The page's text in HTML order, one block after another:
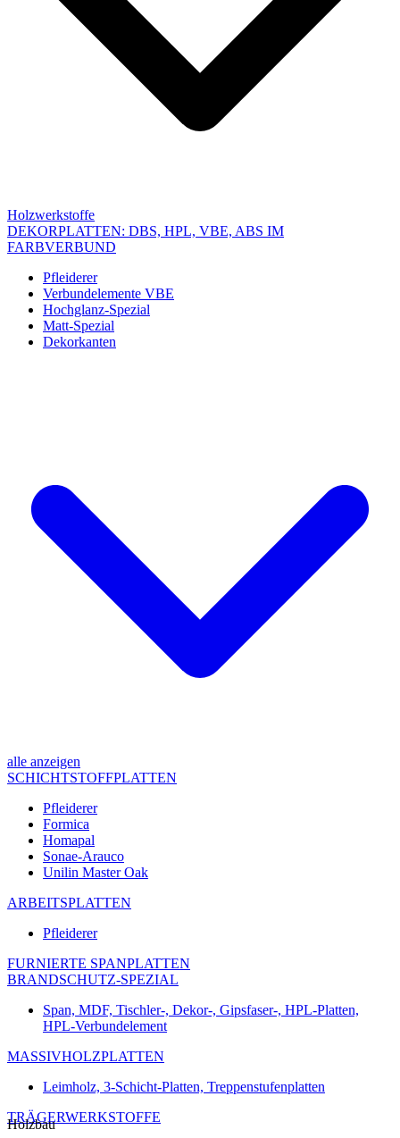
Holzwerkstoffe
DEKORPLATTEN: DBS, HPL, VBE, ABS IM
FARBVERBUND
Pfleiderer
Verbundelemente VBE
Hochglanz-Spezial
Matt-Spezial
Dekorkanten
alle anzeigen
SCHICHTSTOFFPLATTEN
Pfleiderer
Formica
Homapal
Sonae-Arauco
Unilin Master Oak
ARBEITSPLATTEN
Pfleiderer
FURNIERTE SPANPLATTEN
BRANDSCHUTZ-SPEZIAL
Span, MDF, Tischler-, Dekor-, Gipsfaser-, HPL-Platten,
HPL-Verbundelement
MASSIVHOLZPLATTEN
Leimholz, 3-Schicht-Platten, Treppenstufenplatten
TRÄGERWERKSTOFFE
Holzbau